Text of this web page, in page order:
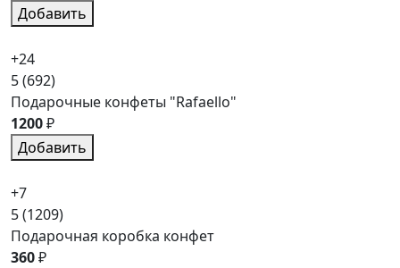
Добавить
+24
5(692)
Подарочные конфеты "Rafaello"
1200₽
Добавить
+7
5(1209)
Подарочная коробка конфет
360₽